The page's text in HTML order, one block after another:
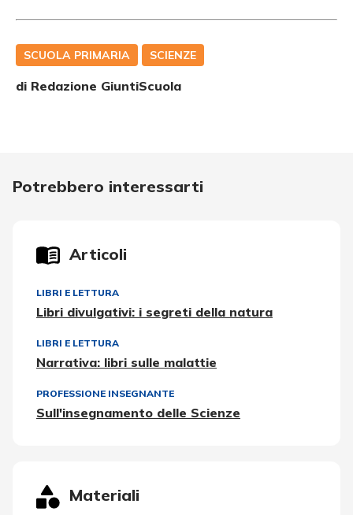
SCUOLA PRIMARIA SCIENZE
di Redazione GiuntiScuola
Potrebbero interessarti
Articoli
LIBRI E LETTURA
Libri divulgativi: i segreti della natura
LIBRI E LETTURA
Narrativa: libri sulle malattie
PROFESSIONE INSEGNANTE
Sull'insegnamento delle Scienze
Materiali